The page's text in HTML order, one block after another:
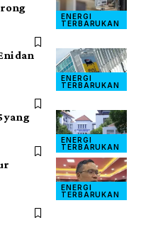
ENERGI
TERBARUKAN
ENERGI
TERBARUKAN
dan
ENERGI
TERBARUKAN
yang
ENERGI
TERBARUKAN